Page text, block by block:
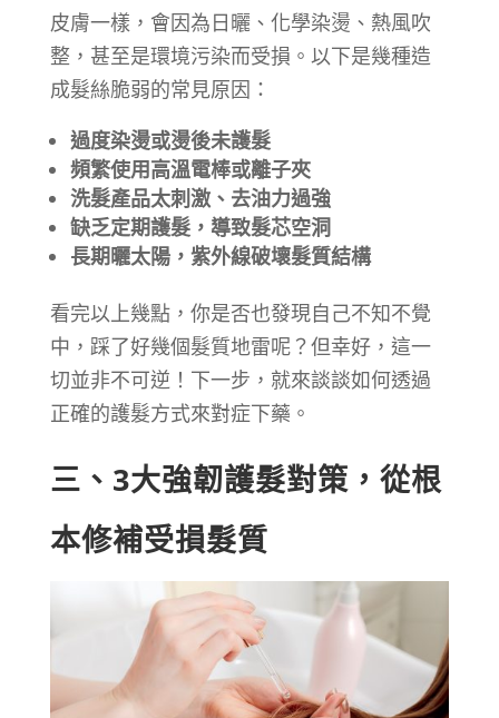
皮膚一樣，會因為日曬、化學染燙、熱風吹
整，甚至是環境污染而受損。以下是幾種造
成髮絲脆弱的常見原因：
過度染燙或燙後未護髮
頻繁使用高溫電棒或離子夾
洗髮產品太刺激、去油力過強
缺乏定期護髮，導致髮芯空洞
長期曬太陽，紫外線破壞髮質結構
看完以上幾點，你是否也發現自己不知不覺
中，踩了好幾個髮質地雷呢？但幸好，這一
切並非不可逆！下一步，就來談談如何透過
正確的護髮方式來對症下藥。
三、3大強韌護髮對策，從根
本修補受損髮質